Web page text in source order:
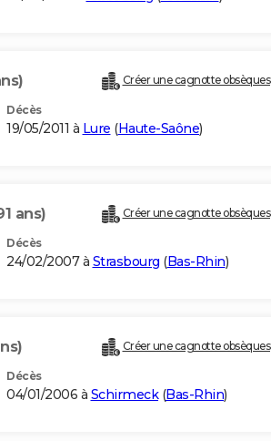
Créer une cagnotte obsèques
Décès
19/05/2011 à Lure (Haute-Saône)
ans) Créer une cagnotte obsèques
Décès
24/02/2007 à Strasbourg (Bas-Rhin)
Créer une cagnotte obsèques
Décès
04/01/2006 à Schirmeck(Bas-Rhin)